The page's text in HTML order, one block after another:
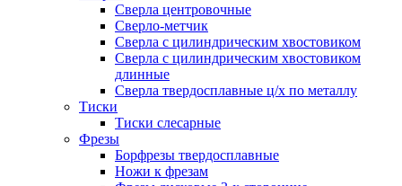
Сверла центровочные
Сверло-метчик
Сверла с цилиндрическим хвостовиком
Сверла с цилиндрическим хвостовиком
длинные
Сверла твердосплавные ц/х по металлу
Тиски
Тиски слесарные
Фрезы
Борфрезы твердосплавные
Ножи к фрезам